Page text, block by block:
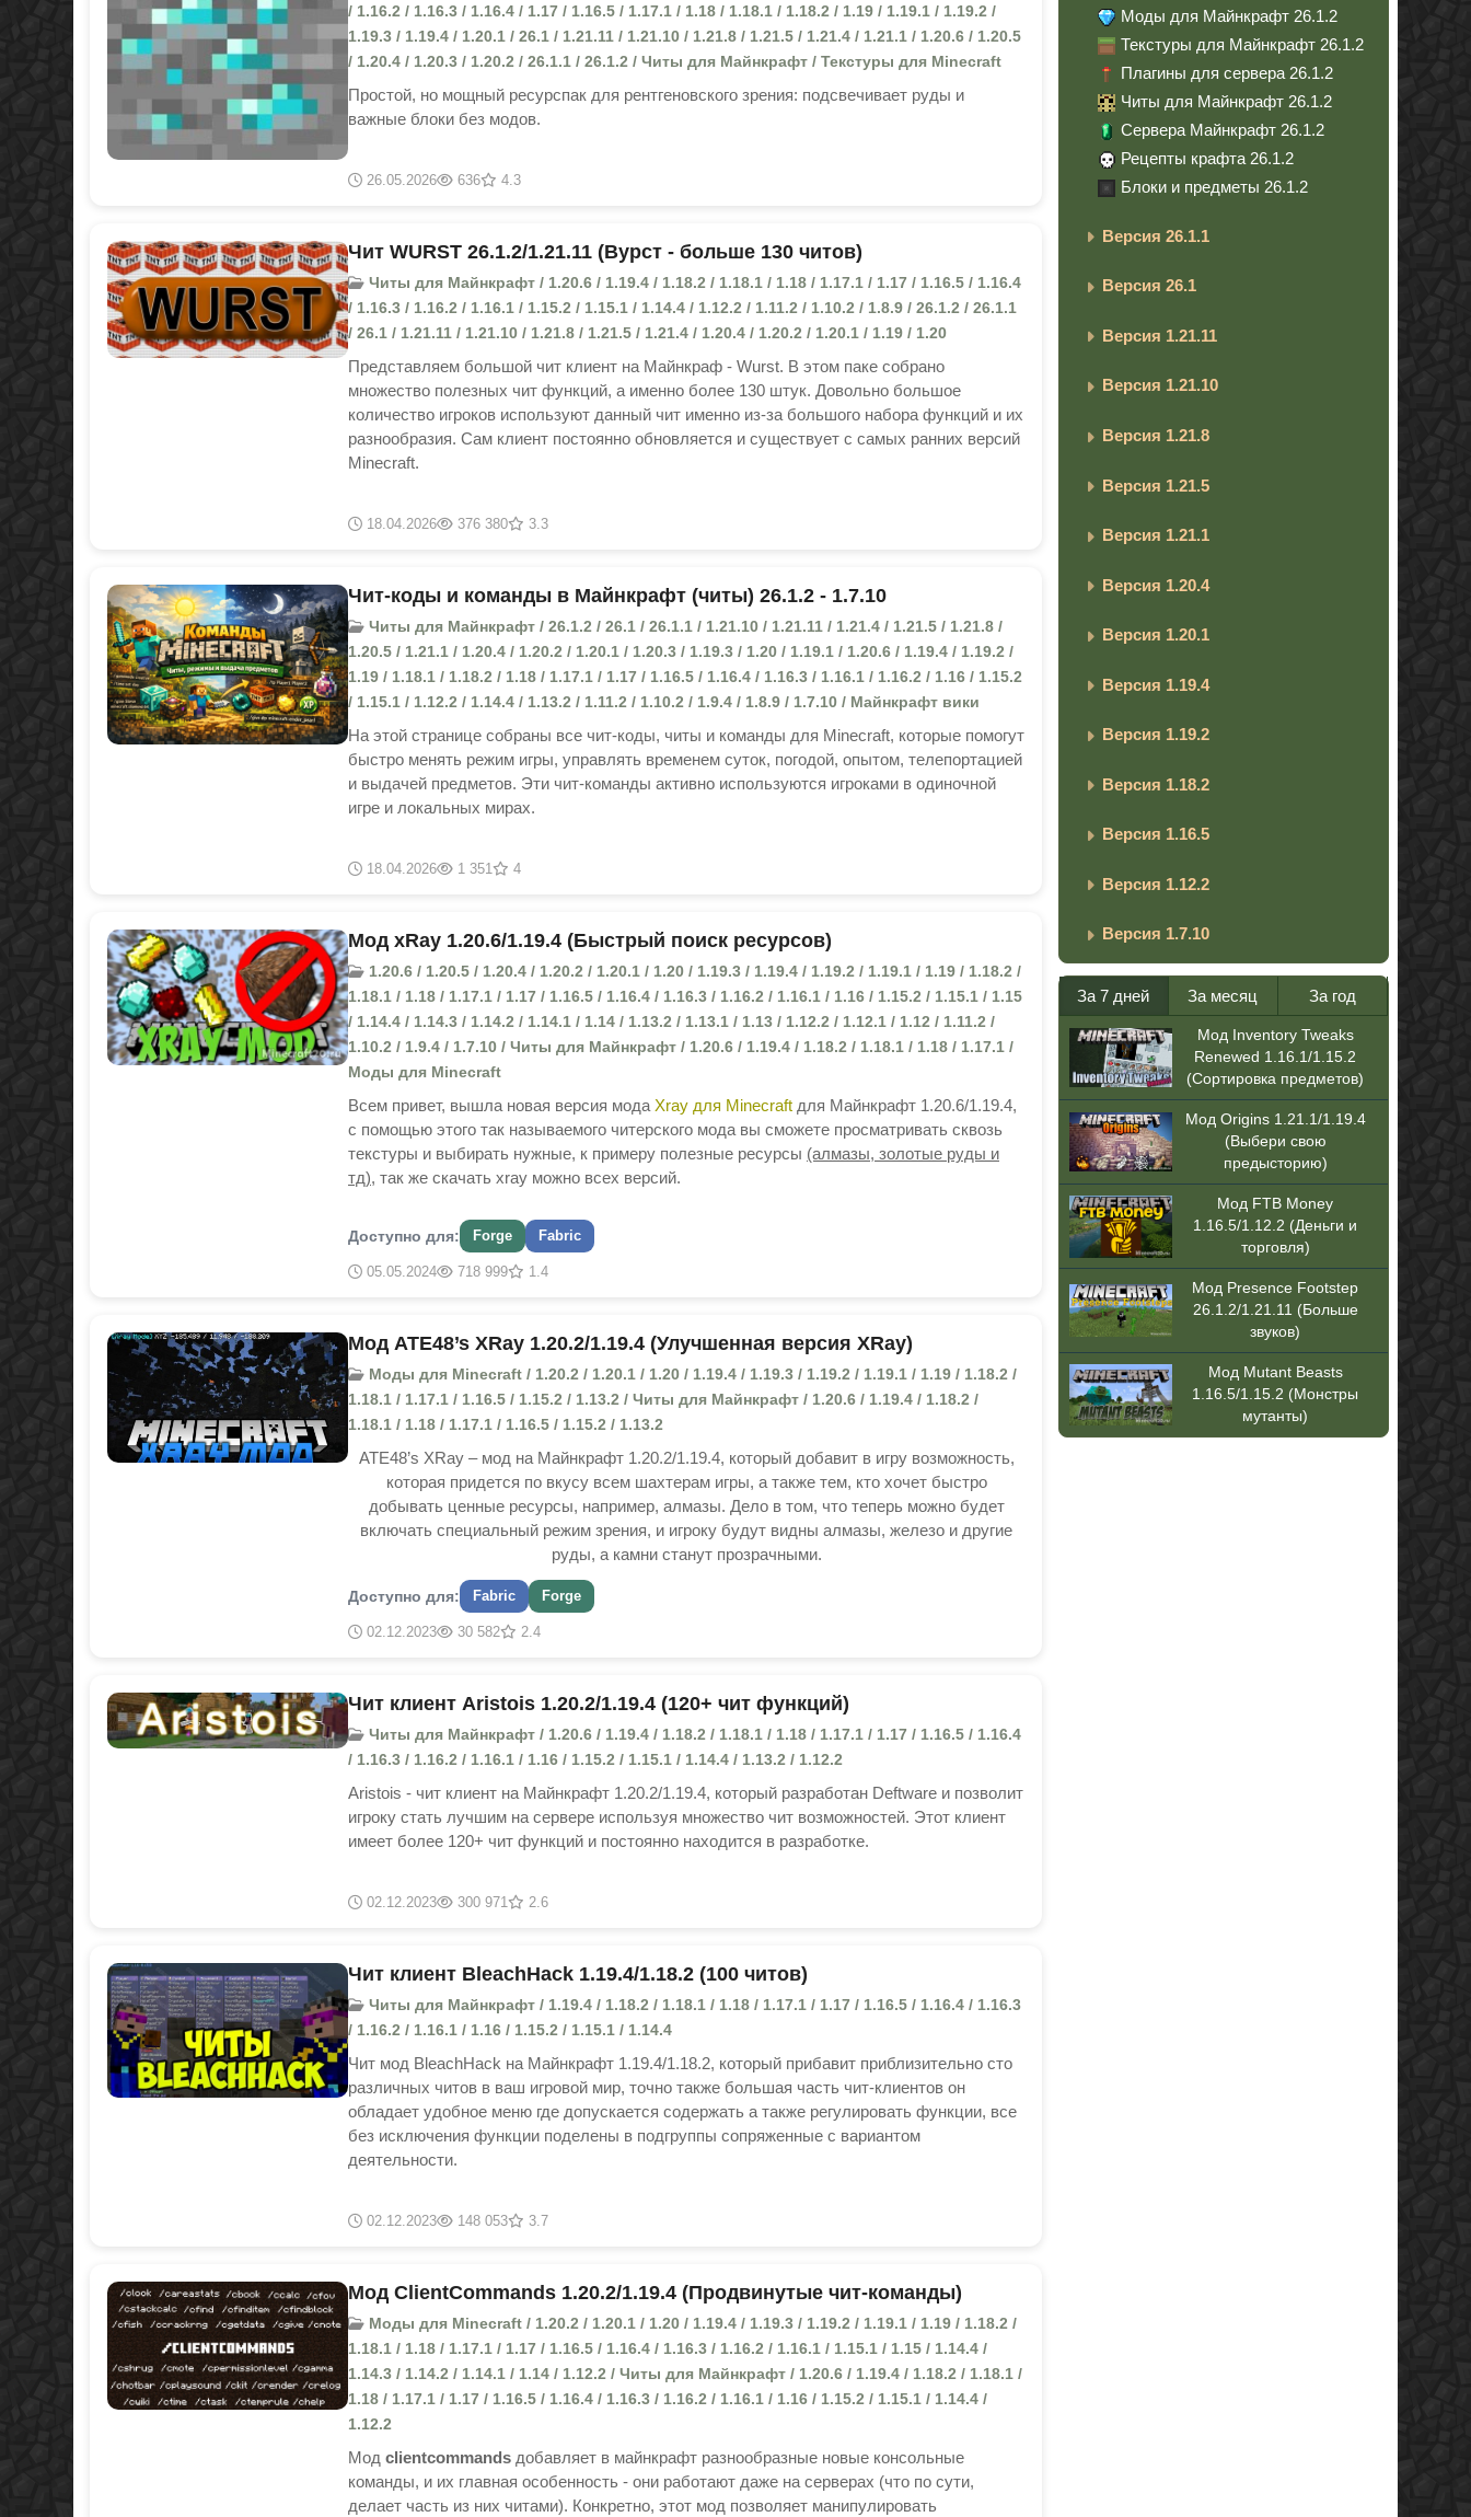
/ 1.16.2 / 1.16.3 / 1.16.4 / 1.17 / 1.16.5 / 1.17.1 / 1.18 / 1.18.1 / 1.18.2 / 1.19 / 1.19.1 / 1.19.2 /
1.19.3 / 1.19.4 / 1.20.1 / 26.1 / 1.21.11 / 1.21.10 / 1.21.8 / 1.21.5 / 1.21.4 / 1.21.1 / 1.20.6 / 1.20.5
/ 1.20.4 / 1.20.3 / 1.20.2 / 26.1.1 / 26.1.2 / Читы для Майнкрафт / Текстуры для Minecraft
Простой, но мощный ресурспак для рентгеновского зрения: подсвечивает руды и
важные блоки без модов.
26.05.2026 636 4.3
Чит WURST 26.1.2/1.21.11 (Вурст - больше 130 читов)
Читы для Майнкрафт / 1.20.6 / 1.19.4 / 1.18.2 / 1.18.1 / 1.18 / 1.17.1 / 1.17 / 1.16.5 / 1.16.4
/ 1.16.3 / 1.16.2 / 1.16.1 / 1.15.2 / 1.15.1 / 1.14.4 / 1.12.2 / 1.11.2 / 1.10.2 / 1.8.9 / 26.1.2 / 26.1.1
/ 26.1 / 1.21.11 / 1.21.10 / 1.21.8 / 1.21.5 / 1.21.4 / 1.20.4 / 1.20.2 / 1.20.1 / 1.19 / 1.20
Представляем большой чит клиент на Майнкраф - Wurst. В этом паке собрано
множество полезных чит функций, а именно более 130 штук. Довольно большое
количество игроков используют данный чит именно из-за большого набора функций и их
разнообразия. Сам клиент постоянно обновляется и существует с самых ранних версий
Minecraft.
18.04.2026 376 380 3.3
Чит-коды и команды в Майнкрафт (читы) 26.1.2 - 1.7.10
Читы для Майнкрафт / 26.1.2 / 26.1 / 26.1.1 / 1.21.10 / 1.21.11 / 1.21.4 / 1.21.5 / 1.21.8 /
1.20.5 / 1.21.1 / 1.20.4 / 1.20.2 / 1.20.1 / 1.20.3 / 1.19.3 / 1.20 / 1.19.1 / 1.20.6 / 1.19.4 / 1.19.2 /
1.19 / 1.18.1 / 1.18.2 / 1.18 / 1.17.1 / 1.17 / 1.16.5 / 1.16.4 / 1.16.3 / 1.16.1 / 1.16.2 / 1.16 / 1.15.2
/ 1.15.1 / 1.12.2 / 1.14.4 / 1.13.2 / 1.11.2 / 1.10.2 / 1.9.4 / 1.8.9 / 1.7.10 / Майнкрафт вики
На этой странице собраны все чит-коды, читы и команды для Minecraft, которые помогут
быстро менять режим игры, управлять временем суток, погодой, опытом, телепортацией
и выдачей предметов. Эти чит-команды активно используются игроками в одиночной
игре и локальных мирах.
18.04.2026 1 351 4
Мод xRay 1.20.6/1.19.4 (Быстрый поиск ресурсов)
1.20.6 / 1.20.5 / 1.20.4 / 1.20.2 / 1.20.1 / 1.20 / 1.19.3 / 1.19.4 / 1.19.2 / 1.19.1 / 1.19 / 1.18.2 /
1.18.1 / 1.18 / 1.17.1 / 1.17 / 1.16.5 / 1.16.4 / 1.16.3 / 1.16.2 / 1.16.1 / 1.16 / 1.15.2 / 1.15.1 / 1.15
/ 1.14.4 / 1.14.3 / 1.14.2 / 1.14.1 / 1.14 / 1.13.2 / 1.13.1 / 1.13 / 1.12.2 / 1.12.1 / 1.12 / 1.11.2 /
1.10.2 / 1.9.4 / 1.7.10 / Читы для Майнкрафт / 1.20.6 / 1.19.4 / 1.18.2 / 1.18.1 / 1.18 / 1.17.1 /
Моды для Minecraft
Всем привет, вышла новая версия мода Xray для Minecraft для Майнкрафт 1.20.6/1.19.4,
с помощью этого так называемого читерского мода вы сможете просматривать сквозь
текстуры и выбирать нужные, к примеру полезные ресурсы (алмазы, золотые руды и
тд), так же скачать xray можно всех версий.
Доступно для: Forge Fabric
05.05.2024 718 999 1.4
Мод ATE48’s XRay 1.20.2/1.19.4 (Улучшенная версия XRay)
Моды для Minecraft / 1.20.2 / 1.20.1 / 1.20 / 1.19.4 / 1.19.3 / 1.19.2 / 1.19.1 / 1.19 / 1.18.2 /
1.18.1 / 1.17.1 / 1.16.5 / 1.15.2 / 1.13.2 / Читы для Майнкрафт / 1.20.6 / 1.19.4 / 1.18.2 /
1.18.1 / 1.18 / 1.17.1 / 1.16.5 / 1.15.2 / 1.13.2
ATE48’s XRay – мод на Майнкрафт 1.20.2/1.19.4, который добавит в игру возможность,
которая придется по вкусу всем шахтерам игры, а также тем, кто хочет быстро
добывать ценные ресурсы, например, алмазы. Дело в том, что теперь можно будет
включать специальный режим зрения, и игроку будут видны алмазы, железо и другие
руды, а камни станут прозрачными.
Доступно для: Fabric Forge
02.12.2023 30 582 2.4
Чит клиент Aristois 1.20.2/1.19.4 (120+ чит функций)
Читы для Майнкрафт / 1.20.6 / 1.19.4 / 1.18.2 / 1.18.1 / 1.18 / 1.17.1 / 1.17 / 1.16.5 / 1.16.4
/ 1.16.3 / 1.16.2 / 1.16.1 / 1.16 / 1.15.2 / 1.15.1 / 1.14.4 / 1.13.2 / 1.12.2
Aristois - чит клиент на Майнкрафт 1.20.2/1.19.4, который разработан Deftware и позволит
игроку стать лучшим на сервере используя множество чит возможностей. Этот клиент
имеет более 120+ чит функций и постоянно находится в разработке.
02.12.2023 300 971 2.6
Чит клиент BleachHack 1.19.4/1.18.2 (100 читов)
Читы для Майнкрафт / 1.19.4 / 1.18.2 / 1.18.1 / 1.18 / 1.17.1 / 1.17 / 1.16.5 / 1.16.4 / 1.16.3
/ 1.16.2 / 1.16.1 / 1.16 / 1.15.2 / 1.15.1 / 1.14.4
Чит мод BleachHack на Майнкрафт 1.19.4/1.18.2, который прибавит приблизительно сто
различных читов в ваш игровой мир, точно также большая часть чит-клиентов он
обладает удобное меню где допускается содержать а также регулировать функции, все
без исключения функции поделены в подгруппы сопряженные с вариантом
деятельности.
02.12.2023 148 053 3.7
Мод ClientCommands 1.20.2/1.19.4 (Продвинутые чит-команды)
Моды для Minecraft / 1.20.2 / 1.20.1 / 1.20 / 1.19.4 / 1.19.3 / 1.19.2 / 1.19.1 / 1.19 / 1.18.2 /
1.18.1 / 1.18 / 1.17.1 / 1.17 / 1.16.5 / 1.16.4 / 1.16.3 / 1.16.2 / 1.16.1 / 1.15.1 / 1.15 / 1.14.4 /
1.14.3 / 1.14.2 / 1.14.1 / 1.14 / 1.12.2 / Читы для Майнкрафт / 1.20.6 / 1.19.4 / 1.18.2 / 1.18.1 /
1.18 / 1.17.1 / 1.17 / 1.16.5 / 1.16.4 / 1.16.3 / 1.16.2 / 1.16.1 / 1.16 / 1.15.2 / 1.15.1 / 1.14.4 /
1.12.2
Мод clientcommands добавляет в майнкрафт разнообразные новые консольные
команды, и их главная особенность - они работают даже на серверах (что по сути,
делает часть из них читами). Конкретно, этот мод позволяет манипулировать
Моды для Майнкрафт 26.1.2
Текстуры для Майнкрафт 26.1.2
Плагины для сервера 26.1.2
Читы для Майнкрафт 26.1.2
Сервера Майнкрафт 26.1.2
Рецепты крафта 26.1.2
Блоки и предметы 26.1.2
Версия 26.1.1
Версия 26.1
Версия 1.21.11
Версия 1.21.10
Версия 1.21.8
Версия 1.21.5
Версия 1.21.1
Версия 1.20.4
Версия 1.20.1
Версия 1.19.4
Версия 1.19.2
Версия 1.18.2
Версия 1.16.5
Версия 1.12.2
Версия 1.7.10
За 7 дней За месяц За год
Мод Inventory Tweaks
Renewed 1.16.1/1.15.2
(Сортировка предметов)
Мод Origins 1.21.1/1.19.4
(Выбери свою
предысторию)
Мод FTB Money
1.16.5/1.12.2 (Деньги и
торговля)
Мод Presence Footstep
26.1.2/1.21.11 (Больше
звуков)
Мод Mutant Beasts
1.16.5/1.15.2 (Монстры
мутанты)